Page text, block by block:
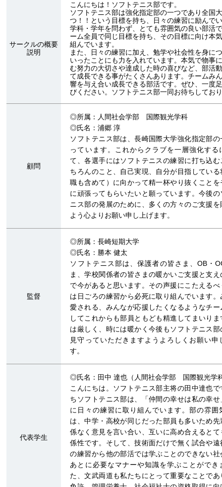
サークルの概要
説明
こんにちは！ソフトテニス部です。
ソフトテニス部は強化指定部の一つであり全国
つ！！という目標を持ち、日々の練習に励んで
学科・学年を問わず、とても雰囲気の良い部活
ーム全員で同じ目標を持ち、その目標に向け本
組んでいます。
また、日々の練習に加え、勉学や社会性を身に
いったことにも力を入れています。本気で物事
む努力の大切さや達成した時の喜びなど、部活
て成長できる事がたくさんあります。チームみ
響を与え合い成長できる部活です。ぜひ、一度
びください。ソフトテニス部一同お待ちしてお
顧問
◎所属：人間社会学部 国際観光学科
◎氏名：浦郷 淳
ソフトテニス部は、長崎国際大学強化指定部の
っています。これからクラブを一層強化する
て、各選手にはソフトテニスの練習に打ち込む
ちろんのこと、自己実現、自分が目指している
職も含めて）に向かって精一杯やり抜くことを
に頑張ってもらいたいと願っています。今後の
ニス部の発展のために、多くの方々のご支援を
よう心よりお願い申し上げます。
監督
◎所属：長崎短期大学
◎氏名：勝本 健太
ソフトテニス部は、保護者の皆さま、OB・
ま、学校関係者の皆さまの暖かいご支援と支え
で今があると思います。その声援にこたえるべ
は日ごろの練習から必死に取り組んでいます。
愛される、みんなが応援したくなるようなチー
してこれからも部員ともども精進してまいりま
は厳しく、時には暖かく今後もソフトテニス部
見守っていただきますようよろしくお願い申
す。
代表学生
◎氏名：田中 達也（人間社会学部 国際観光学
こんにちは。ソフトテニス部主将の田中達也で
ちソフトテニス部は、「仲間の幸せは私の幸せ
に日々の練習に取り組んでいます。部の雰囲
は、中学・高校が同じだった部員も多いため先
係なく意見を言い合い、互いに高め合えるとて
係性です。そして、技術面だけで無く試合や遠
の練習から他の部活では学ぶことのできない社
あとに必要なマナーや知識を学ぶことができ
た、文武両道も私たちにとって重要なことであ